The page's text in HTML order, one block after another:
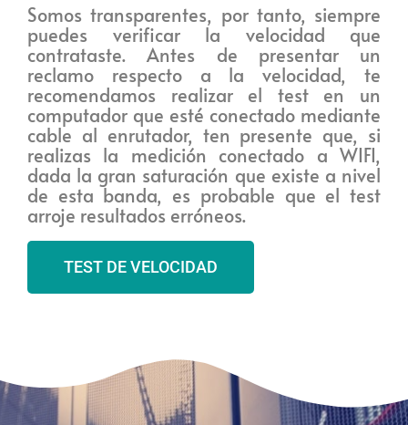
Somos transparentes, por tanto, siempre
puedes verificar la velocidad que
contrataste. Antes de presentar un
reclamo respecto a la velocidad, te
recomendamos realizar el test en un
computador que esté conectado mediante
cable al enrutador, ten presente que, si
realizas la medición conectado a WIFI,
dada la gran saturación que existe a nivel
de esta banda, es probable que el test
arroje resultados erróneos.
TEST DE VELOCIDAD